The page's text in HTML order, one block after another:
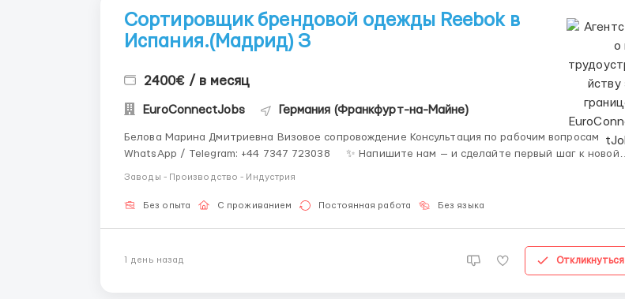
Сортировщик брендовой одежды Reebok в
Испания.(Мадрид) З
2400€ / в месяц
EuroConnectJobs Германия (Франкфурт-на-Майне)
Белова Марина Дмитриевна Визовое сопровождение Консультация по рабочим вопросам
WhatsApp / Telegram: +44 7347 723038 ✨ Напишите нам — и сделайте первый шаг к новой
Заводы - Производство - Индустрия
Без опыта С проживанием Постоянная работа Без языка
1 день назад Откликнуться